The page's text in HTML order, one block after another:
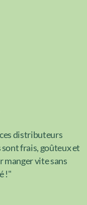
distributeurs
frais, goûteux et
manger vite sans
!"